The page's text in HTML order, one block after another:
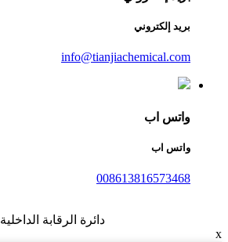
بريد إلكتروني
info@tianjiachemical.com
واتس اب
واتس اب
008613816573468
دائرة الرقابة الداخلية
x